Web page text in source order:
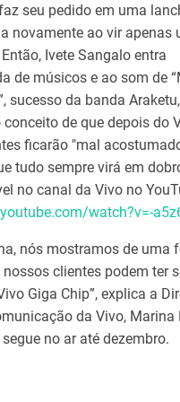
seu pedido em uma
novamente ao vir apenas
Ivete Sangalo entra
de músicos e ao som de
sucesso da banda
de que depois do
ficarão "mal
tudo sempre virá em
no canal da Vivo no
watch?v=-
nós mostramos de uma
clientes podem ter
Giga Chip”, explica a
da Vivo, Marina
no ar até dezembro.